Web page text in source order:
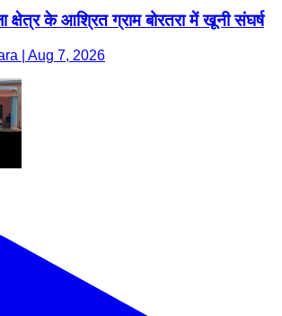
क्षेत्र के आश्रित ग्राम बोरतरा में खूनी संघर्ष
| Aug 7, 2026